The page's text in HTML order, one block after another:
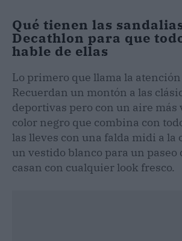
Qué tienen las
Decathlon para que
hable de ellas
Lo primero que llama la atención
Recuerdan un montón a las
deportivas pero con un aire más
color negro que combina con
las lleves con una falda midi a la
un vestido blanco para un paseo
casan con cualquier look fresco.